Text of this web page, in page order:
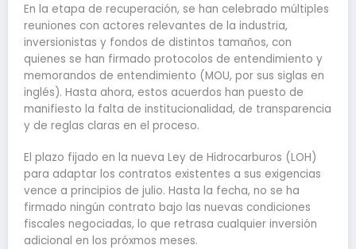
En la etapa de recuperación, se han celebrado múltiples
reuniones con actores relevantes de la industria,
inversionistas y fondos de distintos tamaños, con
quienes se han firmado protocolos de entendimiento y
memorandos de entendimiento (MOU, por sus siglas en
inglés). Hasta ahora, estos acuerdos han puesto de
manifiesto la falta de institucionalidad, de transparencia
y de reglas claras en el proceso.
El plazo fijado en la nueva Ley de Hidrocarburos (LOH)
para adaptar los contratos existentes a sus exigencias
vence a principios de julio. Hasta la fecha, no se ha
firmado ningún contrato bajo las nuevas condiciones
fiscales negociadas, lo que retrasa cualquier inversión
adicional en los próxmos meses.